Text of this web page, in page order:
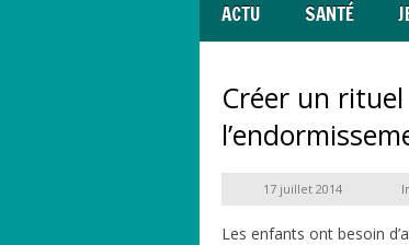
ACTU SANTÉ
Créer un
17 juillet 2014
Les enfants ont besoin